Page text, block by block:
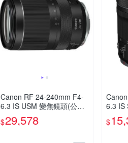
Canon RF 24-240mm F4-
6.3 IS USM 變焦鏡頭(公司
貨)
$29,578
6.3 IS
公司貨
$